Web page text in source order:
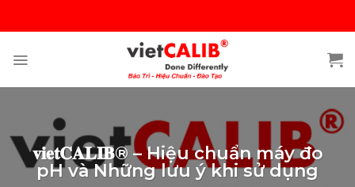
content
𝐯𝐢𝐞𝐭𝐂𝐀𝐋𝐈𝐁® – Hiệu chuẩn máy đo
pH và Những lưu ý khi sử dụng